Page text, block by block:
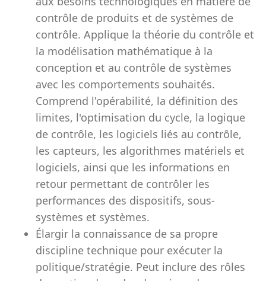
contrôle de produits et de systèmes de
contrôle. Applique la théorie du contrôle et
la modélisation mathématique à la
conception et au contrôle de systèmes
avec les comportements souhaités.
Comprend l'opérabilité, la définition des
limites, l'optimisation du cycle, la logique
de contrôle, les logiciels liés au contrôle,
les capteurs, les algorithmes matériels et
logiciels, ainsi que les informations en
retour permettant de contrôler les
performances des dispositifs, sous-
systèmes et systèmes.
Élargir la connaissance de sa propre
discipline technique pour exécuter la
politique/stratégie. Peut inclure des rôles